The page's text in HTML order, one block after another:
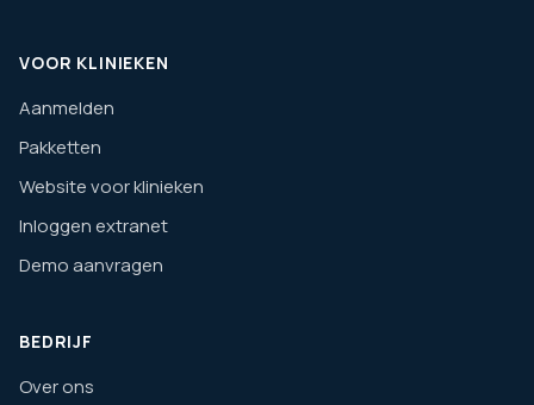
VOOR KLINIEKEN
Aanmelden
Pakketten
Website voor klinieken
Inloggen extranet
Demo aanvragen
BEDRIJF
Over ons